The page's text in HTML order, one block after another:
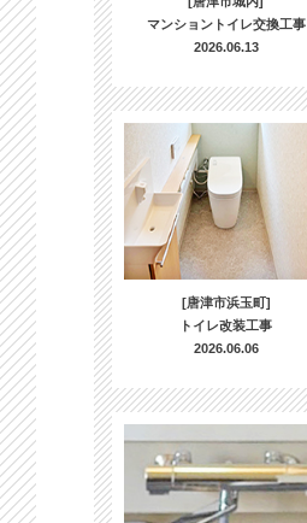
マンショントイレ交換工事
2026.06.13
[唐津市浜玉町]
トイレ改装工事
2026.06.06